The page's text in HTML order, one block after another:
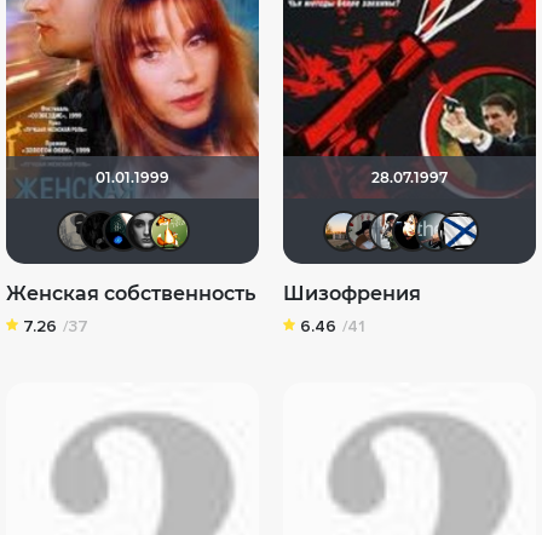
01.01.1999
Великий Кукурузо
Помни Мои Макароны
Кинолис
Женская собственность
7.26 /37
28.07.1997
Dadys
Шизофрения
6.46 /41